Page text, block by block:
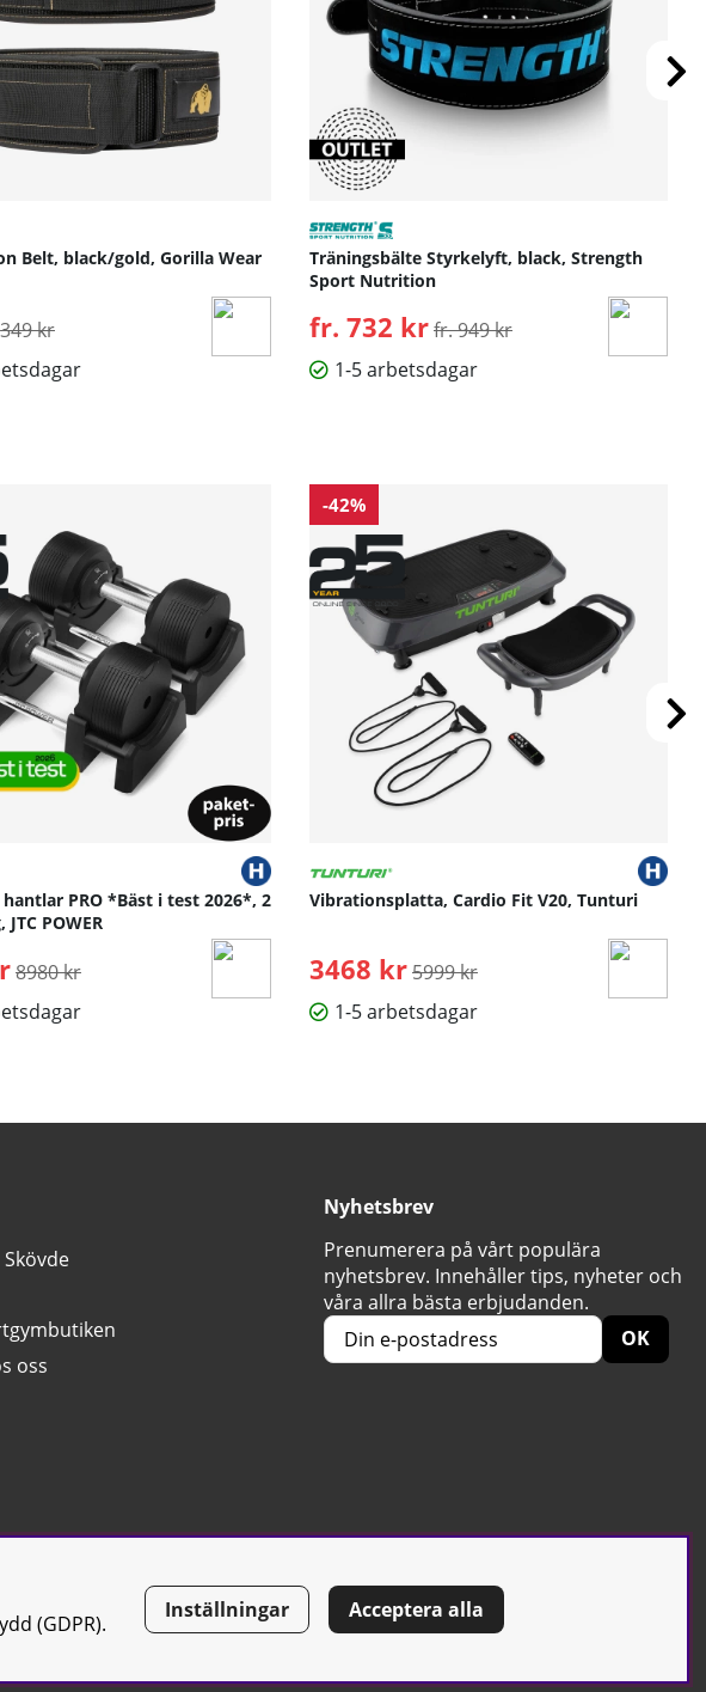
Belt, black/gold, Gorilla Wear
Ordinarie pris:
349 kr
Träningsbälte Styrkelyft, black, Strength
Sport Nutrition
fr. 732 krOrdinarie pris:
fr. 949 kr
1-5 arbetsdagar
PRO *Bäst i test 2026*, 2
POWER
Ordinarie pris:
8980 kr
-42%
Vibrationsplatta, Cardio Fit V20, Tunturi
3468 kr Ordinarie pris:
5999 kr
1-5 arbetsdagar
oss
Nyhetsbrev
Prenumerera på vårt populära
nyhetsbrev. Innehåller tips, nyheter och
våra allra bästa erbjudanden.
OK
556668-7058 | Tel: 0500-42 87 00
(GDPR).
Inställningar Acceptera alla